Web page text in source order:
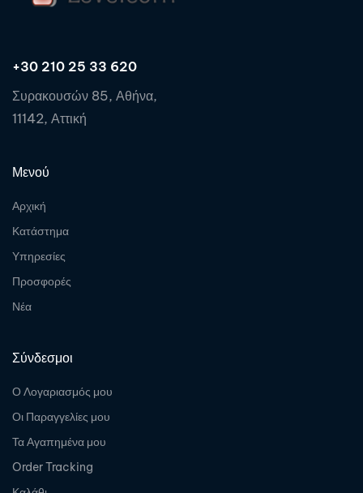
+30 210 25 33 620
Συρακουσών 85, Αθήνα,
11142, Αττική
Μενού
Αρχική
Κατάστημα
Υπηρεσίες
Προσφορές
Νέα
Σύνδεσμοι
Ο Λογαριασμός μου
Οι Παραγγελίες μου
Τα Αγαπημένα μου
Order Tracking